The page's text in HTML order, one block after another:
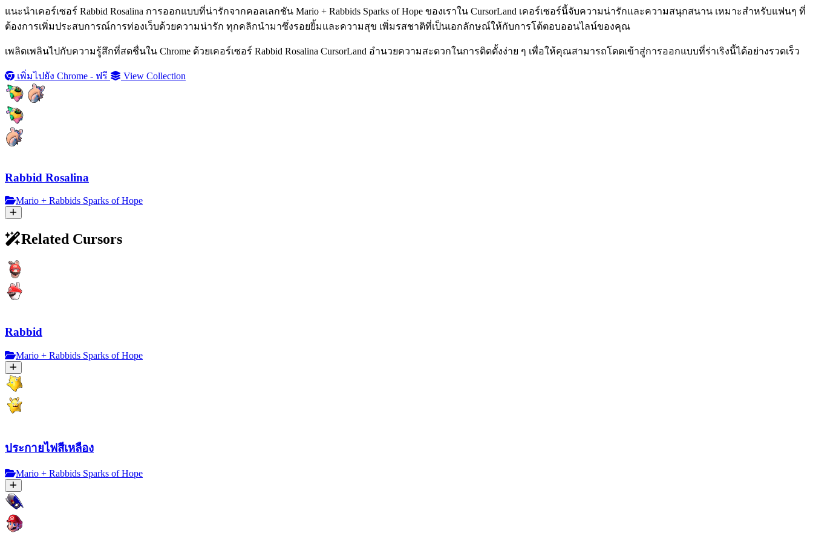
แนะนำเคอร์เซอร์ Rabbid Rosalina การออกแบบที่น่ารักจากคอลเลกชัน Mario + Rabbids Sparks of Hope ของเราใน CursorLand เคอร์เซอร์นี้จับความน่ารักและความสนุกสนาน เหมาะสำหรับแฟนๆ ที่
ต้องการเพิ่มประสบการณ์การท่องเว็บด้วยความน่ารัก ทุกคลิกนำมาซึ่งรอยยิ้มและความสุข เพิ่มรสชาติที่เป็นเอกลักษณ์ให้กับการโต้ตอบออนไลน์ของคุณ
เพลิดเพลินไปกับความรู้สึกที่สดชื่นใน Chrome ด้วยเคอร์เซอร์ Rabbid Rosalina CursorLand อำนวยความสะดวกในการติดตั้งง่าย ๆ เพื่อให้คุณสามารถโดดเข้าสู่การออกแบบที่ร่าเริงนี้ได้อย่างรวดเร็ว
เพิ่มไปยัง Chrome - ฟรี View Collection
Rabbid Rosalina
Mario + Rabbids Sparks of Hope
Related Cursors
Rabbid
Mario + Rabbids Sparks of Hope
ประกายไฟสีเหลือง
Mario + Rabbids Sparks of Hope